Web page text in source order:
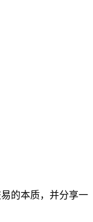
的本质，并分享一